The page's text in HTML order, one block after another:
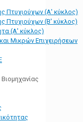
Πτυχιούχων (Α' κύκλος)
Πτυχιούχων (Β' κύκλος)
(Α' κύκλος)
Μικρών Επιχειρήσεων